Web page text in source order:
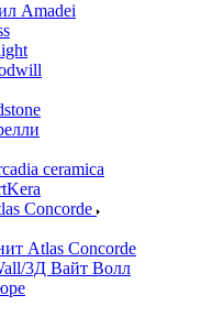
Amadei
ceramica
Concorde
Atlas Concorde
3Д Вайт Волл